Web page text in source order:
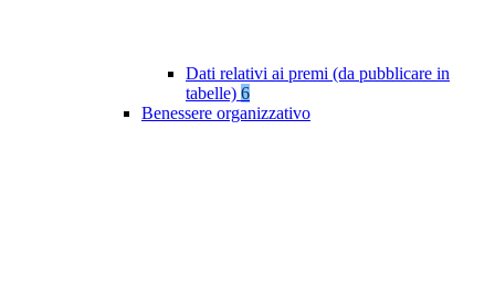
Dati relativi ai premi (da pubblicare in
tabelle) 6
Benessere organizzativo